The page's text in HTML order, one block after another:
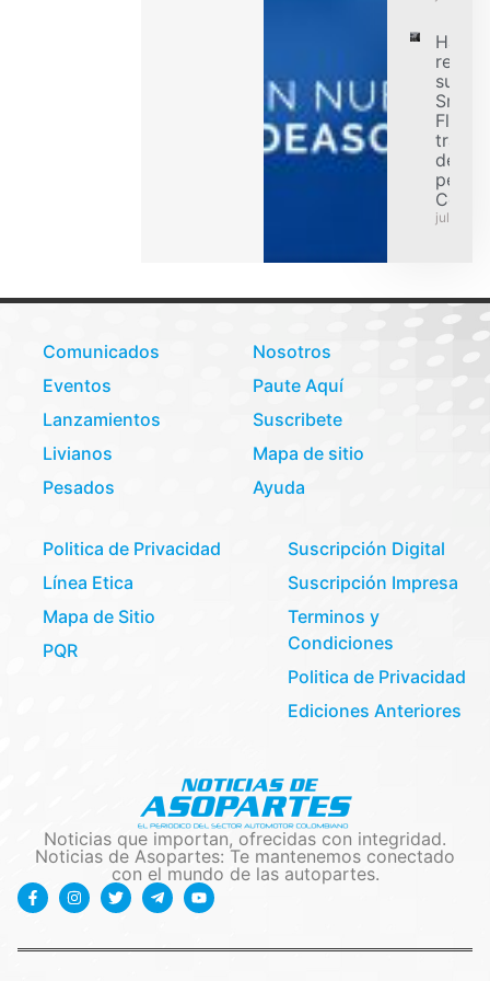
su
Smart
Flex
de
julio 31,
Comunicados
Eventos
Lanzamientos
Livianos
Pesados
Nosotros
Paute Aquí
Suscribete
Mapa de sitio
Ayuda
Politica de Privacidad
Línea Etica
Mapa de Sitio
PQR
Suscripción Digital
Suscripción Impresa
Terminos y
Condiciones
Politica de Privacidad
Ediciones Anteriores
Noticias que importan, ofrecidas con integridad.
Noticias de Asopartes: Te mantenemos conectado
con el mundo de las autopartes.